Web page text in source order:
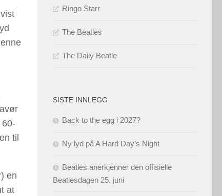
60-
til
en
at
Ringo Starr
The Beatles
The Daily Beatle
SISTE INNLEGG
Back to the egg i 2027?
Ny lyd på A Hard Day’s Night
Beatles anerkjenner den offisielle
Beatlesdagen 25. juni